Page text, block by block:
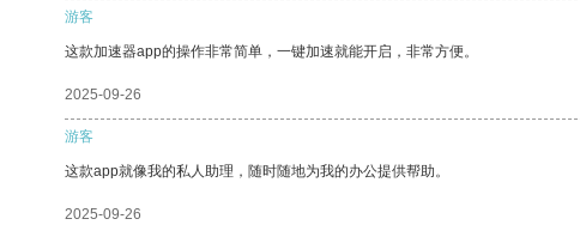
游客
这款加速器app的操作非常简单，一键加速就能开启，非常方便。
2025-09-26
游客
这款app就像我的私人助理，随时随地为我的办公提供帮助。
2025-09-26